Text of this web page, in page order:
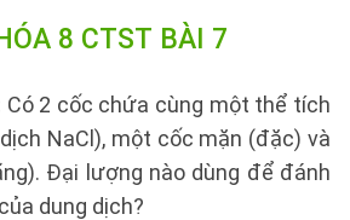
8 CTST BÀI 7
Có 2 cốc chứa cùng một thể tích
NaCl), một cốc mặn (đặc) và
Đại lượng nào dùng để đánh
dung dịch?